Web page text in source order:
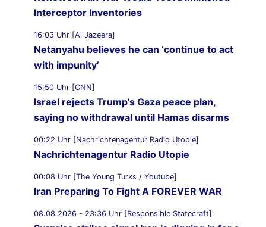
Interceptor Inventories
16:03 Uhr [Al Jazeera]
Netanyahu believes he can ‘continue to act
with impunity’
15:50 Uhr [CNN]
Israel rejects Trump’s Gaza peace plan,
saying no withdrawal until Hamas disarms
00:22 Uhr [Nachrichtenagentur Radio Utopie]
Nachrichtenagentur Radio Utopie
00:08 Uhr [The Young Turks / Youtube]
Iran Preparing To Fight A FOREVER WAR
08.08.2026 - 23:36 Uhr [Responsible Statecraft]